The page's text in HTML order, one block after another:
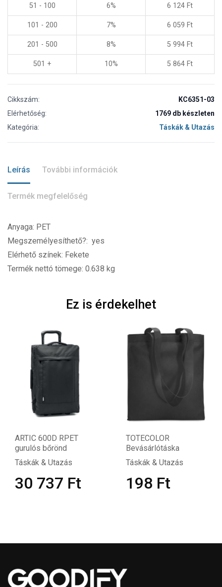
51 - 100 6% 6 124 Ft
101 - 200 7% 6 059 Ft
201 - 500 8% 5 994 Ft
501 + 10% 5 864 Ft
Cikkszám:
KC6351-03
Elérhetőség:
1769 db készleten
Kategória:
Táskák & Utazás
Leírás További információk
Termék megfelelőség
Anyaga: PET
Megszemélyesíthető?: yes
Elérhető színek: Fekete
Termék nettó tömege: 0.638 kg
Ez is érdekelhet
ARTIC 600D RPET
gurulós bőrönd
Táskák & Utazás
30 737 Ft
TOTECOLOR
Bevásárlótáska
Táskák & Utazás
198 Ft